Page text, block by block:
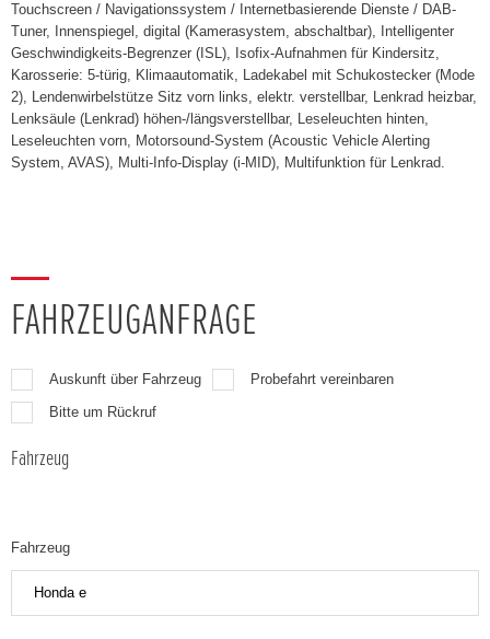
Touchscreen / Navigationssystem / Internetbasierende Dienste / DAB-
Tuner, Innenspiegel, digital (Kamerasystem, abschaltbar), Intelligenter
Geschwindigkeits-Begrenzer (ISL), Isofix-Aufnahmen für Kindersitz,
Karosserie: 5-türig, Klimaautomatik, Ladekabel mit Schukostecker (Mode
2), Lendenwirbelstütze Sitz vorn links, elektr. verstellbar, Lenkrad heizbar,
Lenksäule (Lenkrad) höhen-/längsverstellbar, Leseleuchten hinten,
Leseleuchten vorn, Motorsound-System (Acoustic Vehicle Alerting
System, AVAS), Multi-Info-Display (i-MID), Multifunktion für Lenkrad.
FAHRZEUGANFRAGE
Auskunft über Fahrzeug
Probefahrt vereinbaren
Bitte um Rückruf
Fahrzeug
Fahrzeug